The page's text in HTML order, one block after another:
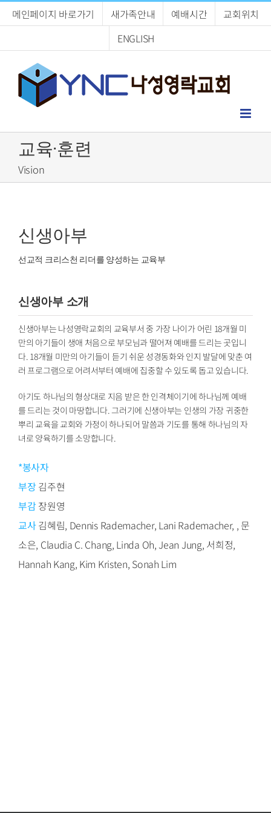
메인페이지 바로가기 새가족안내 예배시간
교회위치
ENGLISH
교육·훈련
Vision
신생아부
선교적 크리스천 리더를 양성하는 교육부
신생아부 소개
신생아부는 나성영락교회의 교육부서 중 가장 나이가 어린 18개월 미
만의 아기들이 생애 처음으로 부모님과 떨어져 예배를 드리는 곳입니
다. 18개월 미만의 아기들이 듣기 쉬운 성경동화와 인지 발달에 맞춘 여
러 프로그램으로 어려서부터 예배에 집중할 수 있도록 돕고 있습니다.
아기도 하나님의 형상대로 지음 받은 한 인격체이기에 하나님께 예배
를 드리는 것이 마땅합니다. 그러기에 신생아부는 인생의 가장 귀중한
뿌리 교육을 교회와 가정이 하나되어 말씀과 기도를 통해 하나님의 자
녀로 양육하기를 소망합니다.
*봉사자
부장 김주현
부감장원영
교사김혜림, Dennis Rademacher, Lani Rademacher, , 문
소은, Claudia C. Chang, Linda Oh, Jean Jung, 서희정,
Hannah Kang, Kim Kristen, Sonah Lim